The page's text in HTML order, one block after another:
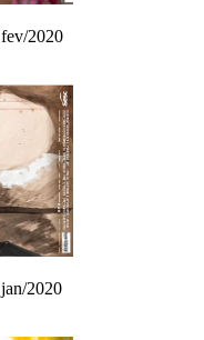
fev/2020
jan/2020